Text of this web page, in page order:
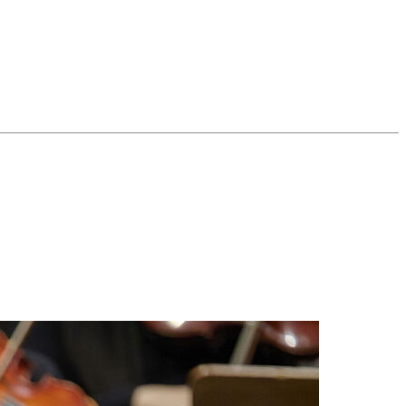
aufgenommen worden sein, d.h. ohne nachträgliche Schnitte
Prüfung der digitalen Runde. Der zweite Teil der
Die genauen Zeiten finden Sie unterBewerbung.